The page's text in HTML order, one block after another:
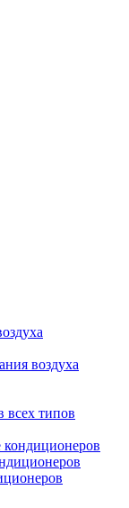
воздуха
всех типов